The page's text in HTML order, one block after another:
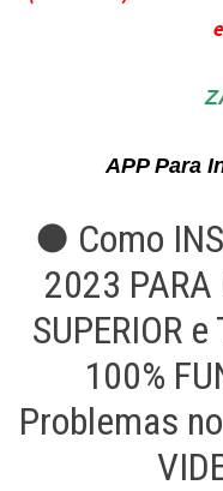
APP Para
● Como
2023 PARA
SUPERIOR
100%
Problemas